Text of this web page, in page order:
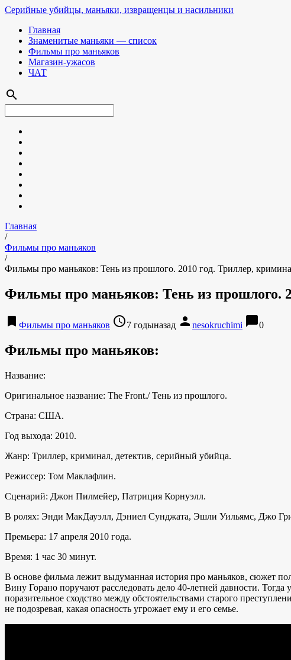
Серийные убийцы, маньяки, извращенцы и насильники
Главная
Знаменитые маньяки — список
Фильмы про маньяков
Магазин-ужасов
ЧАТ
search
Главная
/
Фильмы про маньяков
/
Фильмы про маньяков: Тень из прошлого. 2010 год. Триллер,
Фильмы про маньяков: Тень из прошлого.
bookmark Фильмы про маньяков access_time7 годыназад person nesokruchimi chat_bubble0
Фильмы про маньяков:
Название:
Оригинальное название: The Front./ Тень из прошлого.
Страна: США.
Год выхода: 2010.
Жанр: Триллер, криминал, детектив, серийный убийца.
Режиссер: Том Маклафлин.
Сценарий: Джон Пилмейер, Патриция Корнуэлл.
В ролях: Энди МакДауэлл, Дэниел Сунджата, Эшли Уильямс, Джо
Премьера: 17 апреля 2010 года.
Время: 1 час 30 минут.
В основе фильма лежит выдуманная история про маньяков, сюжет
Вину Горано поручают расследовать дело 40-летней давности. Тогда
поразительное сходство между обстоятельствами старого
не подозревая, какая опасность угрожает ему и его семье.